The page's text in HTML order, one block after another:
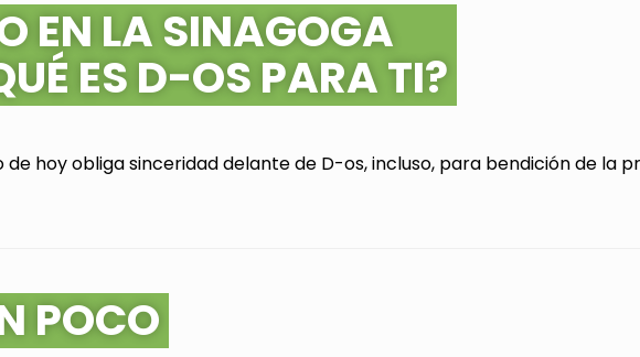
EN LA SINAGOGA
ES D-OS PARA TI?
hoy obliga sinceridad delante de D-os, incluso, para bendición de la
POCO